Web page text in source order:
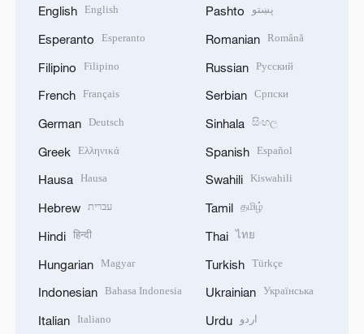
English English
Esperanto Esperanto
Filipino Filipino
French Français
German Deutsch
Greek Ελληνικά
Hausa Hausa
Hebrew עברית
Hindi हिन्दी
Hungarian Magyar
Indonesian Bahasa Indonesia
Italian Italiano
Pashto پښتو
Romanian Română
Russian Русский
Serbian Српски
Sinhala සිංහල
Spanish Español
Swahili Kiswahili
Tamil தமிழ்
Thai ไทย
Turkish Türkçe
Ukrainian Українська
Urdu اردو